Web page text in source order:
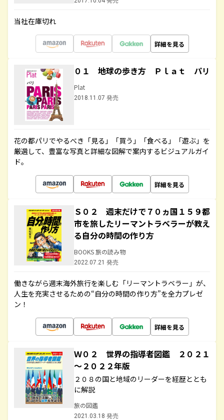
当社在庫切れ
詳細を見る
０１ 地球の歩き方 Ｐｌａｔ パリ
Plat
2018.11.07 発売
花の都パリでやるべき「見る」「買う」「食べる」「遊ぶ」を
厳選して、豊富な写真と詳細な図解で案内するビジュアルガイ
ド。
詳細を見る
Ｓ０２ 週末だけで７０ヵ国１５９都
市を旅したリーマントラベラーが教え
る自分の時間の作り方
BOOKS 旅の読み物
2022.07.21 発売
働きながら週末海外旅行を楽しむ「リーマントラベラー」が、
人生を充実させるための“自分の時間の作り方”を全力プレゼ
ン！
詳細を見る
Ｗ０２ 世界の指導者図鑑 ２０２１
～２０２２年版
２０８の国と地域のリーダーを経歴ととも
に解説
旅の図鑑
2021.03.18 発売